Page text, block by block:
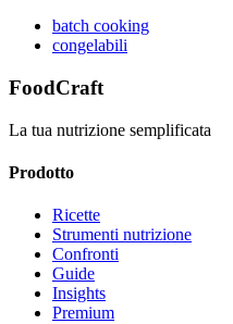
batch cooking
congelabili
FoodCraft
La tua nutrizione semplificata
Prodotto
Ricette
Strumenti nutrizione
Confronti
Guide
Insights
Premium